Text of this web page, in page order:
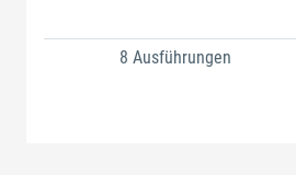
8 Ausführungen